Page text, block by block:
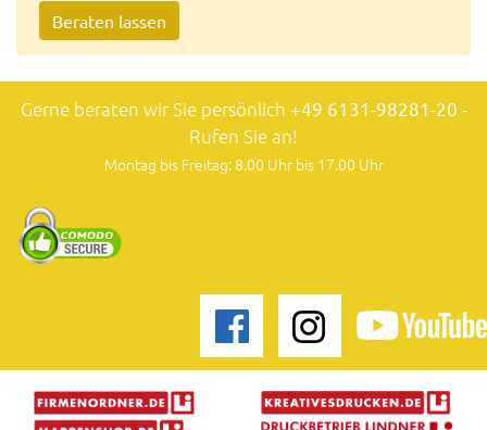
Beraten lassen
Gerne beraten wir Sie persönlich +49 6131-98281-20 -
Rufen Sie an!
Montag bis Freitag: 8.00 Uhr bis 17.00 Uhr